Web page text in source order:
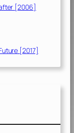
[2006]
[2017]